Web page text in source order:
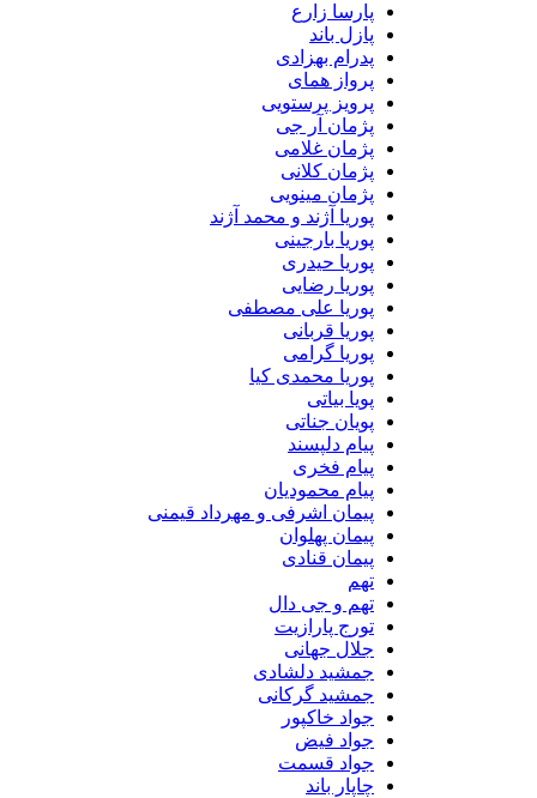
پارسا زارع
پازل باند
پدرام بهزادی
پرواز همای
پرویز پرستویی
پژمان آر جی
پژمان غلامی
پژمان کلانی
پژمان مینویی
پوریا آژند و محمد آژند
پوریا بارجینی
پوریا حیدری
پوریا رضایی
پوریا علی مصطفی
پوریا قربانی
پوریا گرامی
پوریا محمدی کیا
پویا بیاتی
پویان جناتی
پیام دلپسند
پیام فخری
پیام محمودیان
پیمان اشرفی و مهرداد قیمنی
پیمان پهلوان
پیمان قنادی
تهم و جی دال
تورج پارازیت
جلال جهانی
جمشید دلشادی
جمشید گرکانی
جواد خاکپور
جواد فیض
جواد قسمت
چاپار باند